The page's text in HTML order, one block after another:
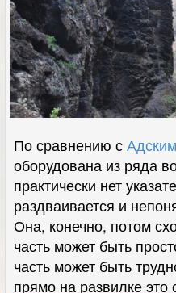
По сравнению с
оборудована из ряда
практически нет
раздваивается и
Она, конечно, потом
часть может быть
часть может быть
прямо на развилке